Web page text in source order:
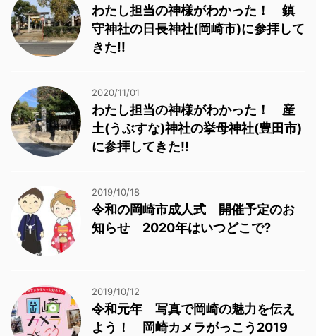
わたし担当の神様がわかった！ 鎮
守神社の日長神社(岡崎市)に参拝して
きた!!
2020/11/01
わたし担当の神様がわかった！ 産
土(うぶすな)神社の挙母神社(豊田市)
に参拝してきた!!
2019/10/18
令和の岡崎市成人式 開催予定のお
知らせ 2020年はいつどこで?
2019/10/12
令和元年 写真で岡崎の魅力を伝え
よう！ 岡崎カメラがっこう2019